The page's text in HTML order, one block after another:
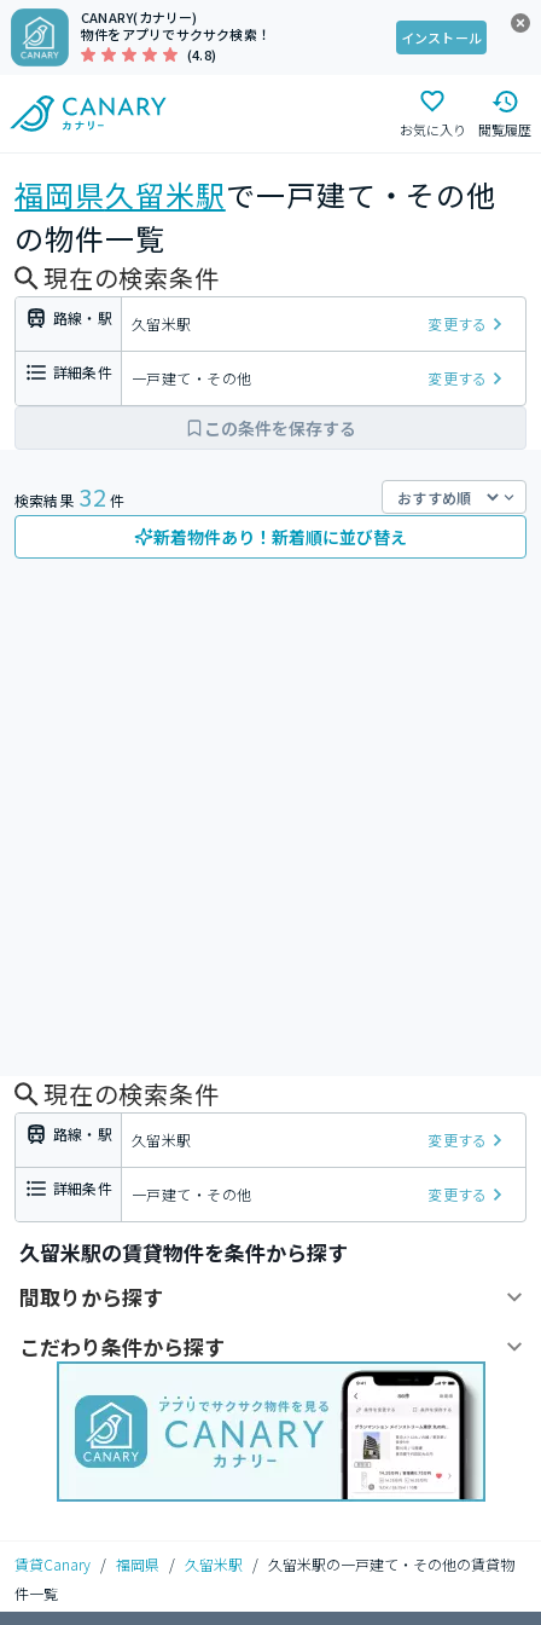
CANARY(カナリー)
物件をアプリでサクサク検索！
(4.8)
インストール
お気に入り 閲覧履歴
福岡県久留米駅で一戸建て・その他
の物件一覧
現在の検索条件
路線・駅 久留米駅 変更する
詳細条件 一戸建て・その他 変更する
この条件を保存する
検索結果 32 件
新着物件あり！新着順に並び替え
現在の検索条件
路線・駅 久留米駅 変更する
詳細条件 一戸建て・その他 変更する
久留米駅の賃貸物件を条件から探す
間取りから探す
こだわり条件から探す
賃貸Canary / 福岡県 / 久留米駅 / 久留米駅の一戸建て・その他の賃貸物
件一覧